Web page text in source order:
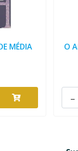
MÉDIA
O
-